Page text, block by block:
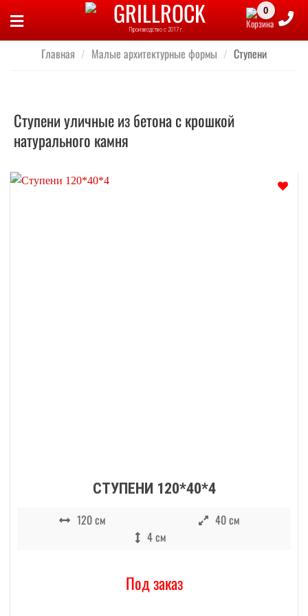
content
Производство с 2017 г.
Главная / Малые архитектурные формы / Ступени
Ступени уличные из бетона с крошкой
натурального камня
СТУПЕНИ 120*40*4
120 см
40 см
4 см
Под заказ